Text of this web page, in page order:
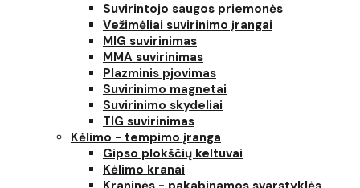
Suvirintojo saugos priemonės
Vežimėliai suvirinimo įrangai
MIG suvirinimas
MMA suvirinimas
Plazminis pjovimas
Suvirinimo magnetai
Suvirinimo skydeliai
TIG suvirinimas
Kėlimo - tempimo įranga
Gipso plokščių keltuvai
Kėlimo kranai